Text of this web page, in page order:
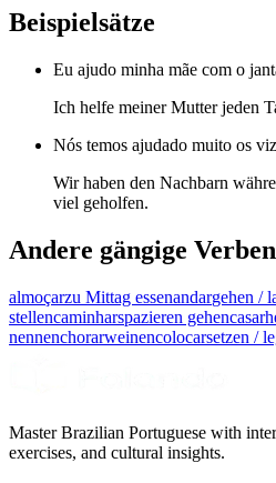
Beispielsätze
Eu ajudo minha mãe com o
Ich helfe meiner Mutter jeden
Nós temos ajudado muito os
Wir haben den Nachbarn
viel geholfen.
Andere gängige Verben
almoçarzu Mittag essenandargehen /
stellencaminharspazieren gehencasar
nennenchorarweinencolocarsetzen /
Master Brazilian Portuguese with
exercises, and cultural insights.